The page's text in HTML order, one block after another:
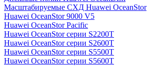
Масштабируемые СХД Huawei OceanStor
Huawei OceanStor 9000 V5
Huawei OceanStor Pacific
Huawei OceanStor серии S2200T
Huawei OceanStor серии S2600T
Huawei OceanStor серии S5500T
Huawei OceanStor серии S5600T